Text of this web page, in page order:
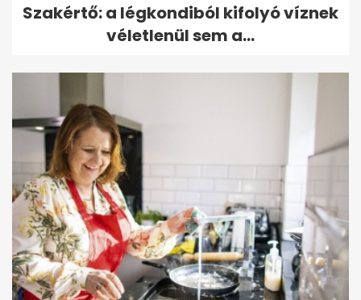
Szakértő: a légkondiból kifolyó víznek
véletlenül sem a...